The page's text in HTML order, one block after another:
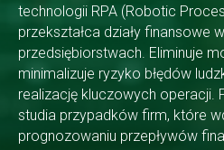
technologii RPA (Robotic
przekształca działy finansowe
przedsiębiorstwach. Eliminuje
minimalizuje ryzyko błędów
realizację kluczowych operacji.
studia przypadków firm, które
prognozowaniu przepływów